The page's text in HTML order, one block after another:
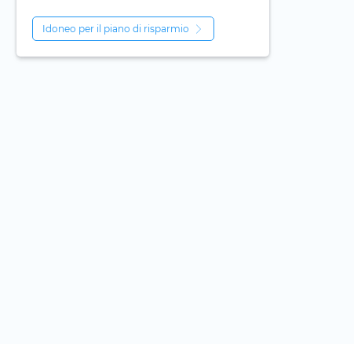
Idoneo per il piano di risparmio